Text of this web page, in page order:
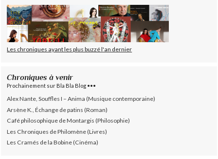
Les chroniques ayant les plus buzzé l'an dernier
Chroniques à venir
Prochainement sur Bla Bla Blog •••
Alex Nante, Souffles I – Anima (Musique contemporaine)
Arsène K., Échange de patins (Roman)
Café philosophique de Montargis (Philosophie)
Les Chroniques de Philomène (Livres)
Les Cramés de la Bobine (Cinéma)